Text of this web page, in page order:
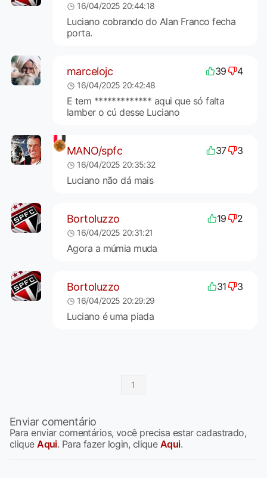
16/04/2025 20:44:18
Luciano cobrando do Alan Franco fecha
porta.
marcelojc 39 4
16/04/2025 20:42:48
E tem ************* aqui que só falta
lamber o cú desse Luciano
MANO/spfc 37 3
16/04/2025 20:35:32
Luciano não dá mais
Bortoluzzo 19 2
16/04/2025 20:31:21
Agora a múmia muda
Bortoluzzo 31 3
16/04/2025 20:29:29
Luciano é uma piada
1
Enviar comentário
Para enviar comentários, você precisa estar cadastrado,
cliqueAqui. Para fazer login, clique Aqui.